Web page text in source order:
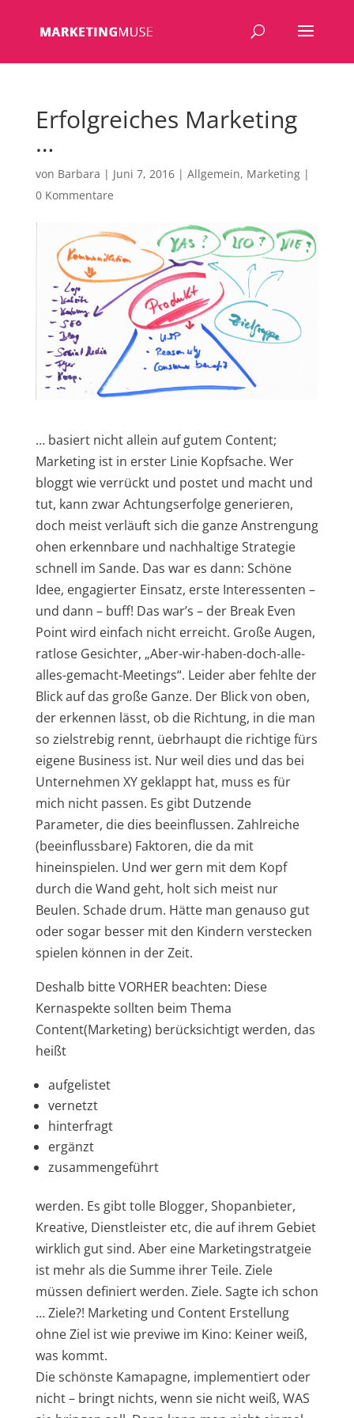
Erfolgreiches Marketing
…
von Barbara | Juni 7, 2016| Allgemein, Marketing|
0 Kommentare
… basiert nicht allein auf gutem Content;
Marketing ist in erster Linie Kopfsache. Wer
bloggt wie verrückt und postet und macht und
tut, kann zwar Achtungserfolge generieren,
doch meist verläuft sich die ganze Anstrengung
ohen erkennbare und nachhaltige Strategie
schnell im Sande. Das war es dann: Schöne
Idee, engagierter Einsatz, erste Interessenten –
und dann – buff! Das war’s – der Break Even
Point wird einfach nicht erreicht. Große Augen,
ratlose Gesichter, „Aber-wir-haben-doch-alle-
alles-gemacht-Meetings“. Leider aber fehlte der
Blick auf das große Ganze. Der Blick von oben,
der erkennen lässt, ob die Richtung, in die man
so zielstrebig rennt, üebrhaupt die richtige fürs
eigene Business ist. Nur weil dies und das bei
Unternehmen XY geklappt hat, muss es für
mich nicht passen. Es gibt Dutzende
Parameter, die dies beeinflussen. Zahlreiche
(beeinflussbare) Faktoren, die da mit
hineinspielen. Und wer gern mit dem Kopf
durch die Wand geht, holt sich meist nur
Beulen. Schade drum. Hätte man genauso gut
oder sogar besser mit den Kindern verstecken
spielen können in der Zeit.
Deshalb bitte VORHER beachten: Diese
Kernaspekte sollten beim Thema
Content(Marketing) berücksichtigt werden, das
heißt
aufgelistet
vernetzt
hinterfragt
ergänzt
zusammengeführt
werden. Es gibt tolle Blogger, Shopanbieter,
Kreative, Dienstleister etc, die auf ihrem Gebiet
wirklich gut sind. Aber eine Marketingstratgeie
ist mehr als die Summe ihrer Teile. Ziele
müssen definiert werden. Ziele. Sagte ich schon
… Ziele?! Marketing und Content Erstellung
ohne Ziel ist wie previwe im Kino: Keiner weiß,
was kommt.
Die schönste Kamapagne, implementiert oder
nicht – bringt nichts, wenn sie nicht weiß, WAS